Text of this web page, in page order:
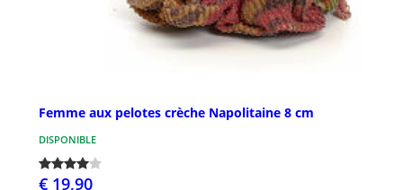
Femme aux pelotes crèche Napolitaine 8 cm
DISPONIBLE
€ 19,90